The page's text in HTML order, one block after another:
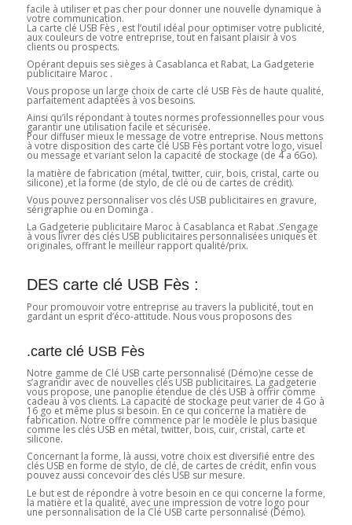
facile à utiliser et pas cher pour donner une nouvelle dynamique à
votre communication.
La carte clé USB Fès , est l’outil idéal pour optimiser votre publicité,
aux couleurs de votre entreprise, tout en faisant plaisir à vos
clients ou prospects.
Opérant depuis ses sièges à Casablanca et Rabat, La Gadgeterie
publicitaire Maroc .
Vous propose un large choix de carte clé USB Fès de haute qualité,
parfaitement adaptées à vos besoins.
Ainsi qu’ils répondant à toutes normes professionnelles pour vous
garantir une utilisation facile et sécurisée.
Pour diffuser mieux le message de votre entreprise. Nous mettons
à votre disposition des carte clé USB Fès portant votre logo, visuel
ou message et variant selon la capacité de stockage (de 4 a 6Go).
la matière de fabrication (métal, twitter, cuir, bois, cristal, carte ou
silicone) ,et la forme (de stylo, de clé ou de cartes de crédit).
Vous pouvez personnaliser vos clés USB publicitaires en gravure,
sérigraphie ou en Dominga .
La Gadgeterie publicitaire Maroc à Casablanca et Rabat .S’engage
à vous livrer des clés USB publicitaires personnalisées uniques et
originales, offrant le meilleur rapport qualité/prix.
DES carte clé USB Fès :
Pour promouvoir votre entreprise au travers la publicité, tout en
gardant un esprit d’éco-attitude. Nous vous proposons des
.carte clé USB Fès
Notre gamme de Clé USB carte personnalisé (Démo)ne cesse de
s’agrandir avec de nouvelles clés USB publicitaires. La gadgeterie
vous propose, une panoplie étendue de clés USB à offrir comme
cadeau à vos clients. La capacité de stockage peut varier de 4 Go à
16 go et même plus si besoin. En ce qui concerne la matière de
fabrication. Notre offre commence par le modèle le plus basique
comme les clés USB en métal, twitter, bois, cuir, cristal, carte et
silicone.
Concernant la forme, là aussi, votre choix est diversifié entre des
clés USB en forme de stylo, de clé, de cartes de crédit, enfin vous
pouvez aussi concevoir des clés USB sur mesure.
Le but est de répondre à votre besoin en ce qui concerne la forme,
la matière et la qualité, avec une impression de votre logo pour
une personnalisation de la Clé USB carte personnalisé (Démo).